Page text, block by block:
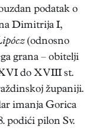
podatak o
Dimitrija I,
(odnosno
grana – obitelji
do XVIII st.
županiji.
imanja Gorica
podići pilon Sv.